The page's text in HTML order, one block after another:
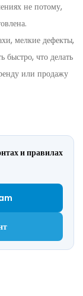
не потому,
мелкие дефекты,
быстро, что делать
или продажу
и правилах